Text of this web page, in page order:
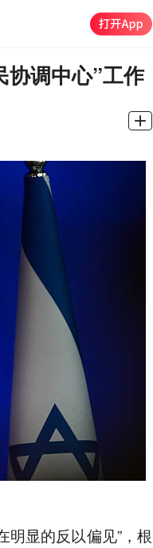
协调中心”工作
明显的反以偏见”，根